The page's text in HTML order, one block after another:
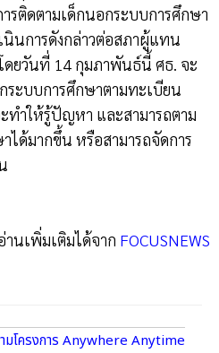
รติดตามเด็กนอกระบบการศึกษา
นินการดังกล่าวต่อสภาผู้แทน
ดยวันที่ 14 กุมภาพันธ์นี้ ศธ. จะ
ระบบการศึกษาตามทะเบียน
ทำให้รู้ปัญหา และสามารถตาม
ได้มากขึ้น หรือสามารถจัดการ
นเพิ่มเติมได้จาก FOCUSNEWS
มโครงการ Anywhere Anytime